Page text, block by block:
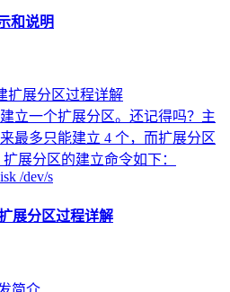
和说明
立一个扩展分区。还记得吗？主
最多只能建立 4 个，而扩展分区
展分区的建立命令如下：
/dev/s
展分区过程详解